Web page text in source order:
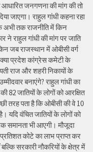
जनगणना की मांग की तो
जाएगा। राहुल गांधी कहना रहा
अभी तक राजनीति में किन
ने राहुल गांधी की मांग पर जाति
जब राजस्थान में ओबीसी वर्ग
क्या प्रदेश कांग्रेस कमेटी के
राज और शहरी निकायों के
बनाएंगे? राहुल गांधी का
82 जातियों के लोगों को आरक्षित
तरह पता है कि ओबीसी की वे 10
यदि वंचित जातियों के लोगों को
समानता भी आएगी। मौजूदा
कोटे का लाभ प्राप्त कर
सरकारी नौकरियों के क्षेत्र में